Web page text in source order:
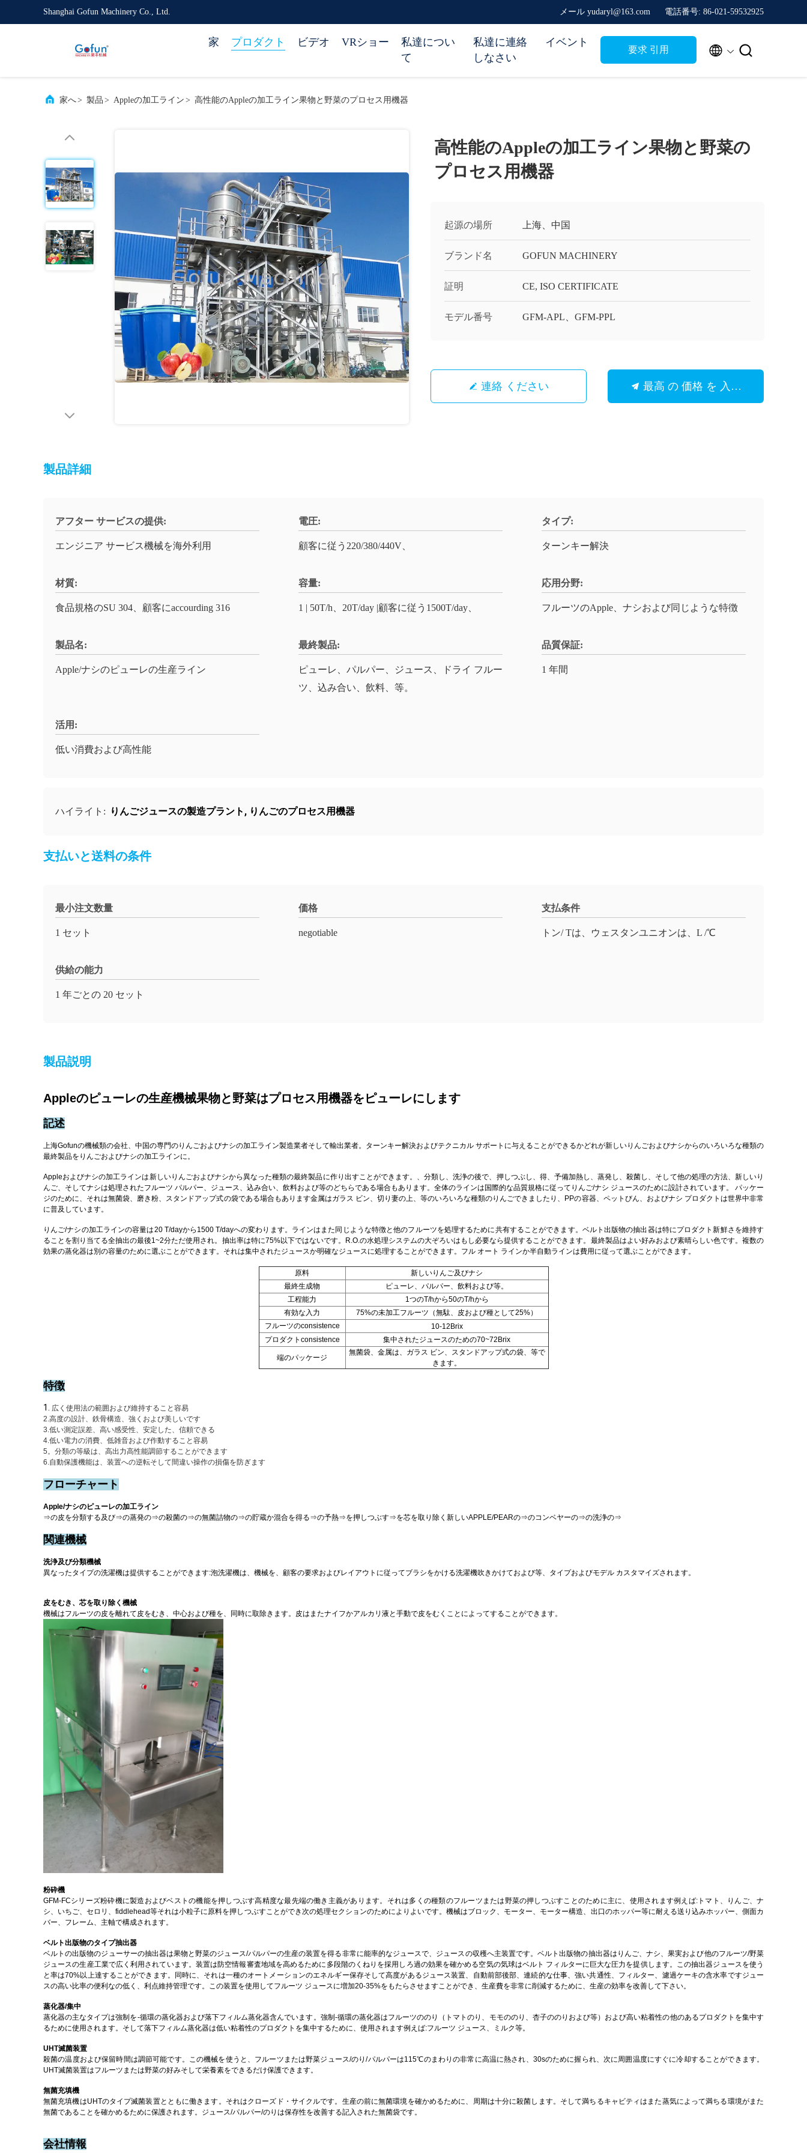
Shanghai Gofun Machinery Co., Ltd. メール yudaryl@163.com 電話番号: 86-021-59532925
家 プロダクト ビデオ VRショー
私達につい
て
私達に連絡
しなさい
イベント
要求 引用  
家へ> 製品 > Appleの加工ライン > 高性能のAppleの加工ライン果物と野菜のプロセス用機器
高性能のAppleの加工ライン果物と野菜の
プロセス用機器
起源の場所 上海、中国
ブランド名 GOFUN MACHINERY
証明 CE, ISO CERTIFICATE
モデル番号 GFM-APL、GFM-PPL
連絡 ください 最高 の 価格 を 入手 する
製品詳細
アフター サービスの提供:
エンジニア サービス機械を海外利用
電圧:
顧客に従う220/380/440V、
タイプ:
ターンキー解決
材質:
食品規格のSU 304、顧客にaccourding 316
容量:
1 | 50T/h、20T/day |顧客に従う1500T/day、
応用分野:
フルーツのApple、ナシおよび同じような特徴
製品名:
Apple/ナシのピューレの生産ライン
最終製品:
ピューレ、パルパー、ジュース、ドライ フルー
ツ、込み合い、飲料、等。
品質保証:
1 年間
活用:
低い消費および高性能
ハイライト: りんごジュースの製造プラント , りんごのプロセス用機器
支払いと送料の条件
最小注文数量
1 セット
価格
negotiable
支払条件
トン/ Tは、ウェスタンユニオンは、L /℃
供給の能力
1 年ごとの 20 セット
製品説明
Appleのピューレの生産機械果物と野菜はプロセス用機器をピューレにします
記述
上海Gofunの機械類の会社、中国の専門のりんごおよびナシの加工ライン製造業者そして輸出業者。ターンキー解決およびテクニカル サポートに与えることができるかどれが新しいりんごおよびナシからのいろいろな種類の
最終製品をりんごおよびナシの加工ラインに。
Appleおよびナシの加工ラインは新しいりんごおよびナシから異なった種類の最終製品に作り出すことができます。、分類し、洗浄の後で、押しつぶし、得、予備加熱し、蒸発し、殺菌し、そして他の処理の方法、新しいり
んご、そしてナシは処理されたフルーツ パルパー、ジュース、込み合い、飲料および等のどちらである場合もあります。全体のラインは国際的な品質規格に従ってりんご/ナシ ジュースのために設計されています。 パッケー
ジのために、それは無菌袋、磨き粉、スタンドアップ式の袋である場合もあります金属はガラス ビン、切り妻の上、等のいろいろな種類のりんごできましたり、PPの容器、ペットびん、およびナシ プロダクトは世界中非常
に普及しています。
りんご/ナシの加工ラインの容量は20 T/dayから1500 T/dayへの変わります。ラインはまた同じような特徴と他のフルーツを処理するために共有することができます。ベルト出版物の抽出器は特にプロダクト新鮮さを維持す
ることを割り当てる全抽出の最後1~2分ただ使用され。抽出率は特に75%以下ではないです。R.O.の水処理システムの大ぞろいはもし必要なら提供することができます。最終製品はよい好みおよび素晴らしい色です。複数の
効果の蒸化器は別の容量のために選ぶことができます。それは集中されたジュースか明確なジュースに処理することができます。フル オート ラインか半自動ラインは費用に従って選ぶことができます。
原料
新しいりんご及びナシ
最終生成物
ピューレ、パルパー、飲料および等。
工程能力
1つのT/hから50のT/hから
有効な入力
75%の未加工フルーツ（無駄、皮および種として25%）
フルーツのconsistence
10-12Brix
プロダクトconsistence
集中されたジュースのための70~72Brix
端のパッケージ
無菌袋、金属は、ガラス ビン、スタンドアップ式の袋、等で
きます。
特徴
1.
広く使用法の範囲および維持すること容易
2.高度の設計、鉄骨構造、強くおよび美しいです
3.低い測定誤差、高い感受性、安定した、信頼できる
4.低い電力の消費、低雑音および作動すること容易
5。分類の等級は、高出力高性能調節することができます
6.自動保護機能は、装置への逆転そして間違い操作の損傷を防ぎます
フローチャート
Apple/ナシのピューレの加工ライン
⇒の皮を分類する及び⇒の蒸発の⇒の殺菌の⇒の無菌詰物の⇒の貯蔵か混合を得る⇒の予熱⇒を押しつぶす⇒を芯を取り除く新しいAPPLE/PEARの⇒のコンベヤーの⇒の洗浄の⇒
関連機械
洗浄及び分類機械
異なったタイプの洗濯機は提供することができます:泡洗濯機は、機械を、顧客の要求およびレイアウトに従ってブラシをかける洗濯機吹きかけておよび等、タイプおよびモデル カスタマイズされます。
皮をむき、芯を取り除く機械
機械はフルーツの皮を離れて皮をむき、中心および種を、同時に取除きます。皮はまたナイフかアルカリ液と手動で皮をむくことによってすることができます。
粉砕機
GFM-FCシリーズ粉砕機に製造およびベストの機能を押しつぶす高精度な最先端の働き主義があります。それは多くの種類のフルーツまたは野菜の押しつぶすことのために主に、使用されます例えば:トマト、りんご、ナ
シ、いちご、セロリ、fiddlehead等それは小粒子に原料を押しつぶすことができ次の処理セクションのためによりよいです。機械はブロック、モーター、モーター構造、出口のホッパー等に耐える送り込みホッパー、側面カ
バー、フレーム、主軸で構成されます。
ベルト出版物のタイプ抽出器
ベルトの出版物のジューサーの抽出器は果物と野菜のジュース/パルパーの生産の装置を得る非常に能率的なジュースで、ジュースの収穫へ主装置です。ベルト出版物の抽出器はりんご、ナシ、果実および他のフルーツ/野菜
ジュースの生産工業で広く利用されています。装置は防空情報審査地域を高めるために多段階のくねりを採用しろ過の効果を確かめる空気の気球はベルト フィルターに巨大な圧力を提供します。この抽出器ジュースを使う
と率は70%以上達することができます。同時に、それは一種のオートメーションのエネルギー保存そして高度があるジュース装置、自動前部後部、連続的な仕事、強い共通性、フィルター、濾過ケーキの含水率ですジュー
スの高い比率の便利なの低く、利点維持管理です。この装置を使用してフルーツ ジュースに増加20-35%をもたらさせますことができ、生産費を非常に削減するために、生産の効率を改善して下さい。
蒸化器/集中
蒸化器の主なタイプは強制を-循環の蒸化器および落下フィルム蒸化器含んでいます。強制-循環の蒸化器はフルーツののり（トマトのり、モモののり、杏子ののりおよび等）および高い粘着性の他のあるプロダクトを集中す
るために使用されます。そして落下フィルム蒸化器は低い粘着性のプロダクトを集中するために、使用されます例えば:フルーツ ジュース、ミルク等。
UHT滅菌装置
殺菌の温度および保留時間は調節可能です。この機械を使うと、フルーツまたは野菜ジュース/のり/パルパーは115℃のまわりの非常に高温に熱され、30sのために握られ、次に周囲温度にすぐに冷却することができます。
UHT滅菌装置はフルーツまたは野菜の好みそして栄養素をできるだけ保護できます。
無菌充填機
無菌充填機はUHTのタイプ滅菌装置とともに働きます。それはクローズド・サイクルです。生産の前に無菌環境を確かめるために、周期は十分に殺菌します。そして満ちるキャビティはまた蒸気によって満ちる環境がまた
無菌であることを確かめるために保護されます。ジュース/パルパー/のりは保存性を改善する記入された無菌袋です。
会社情報